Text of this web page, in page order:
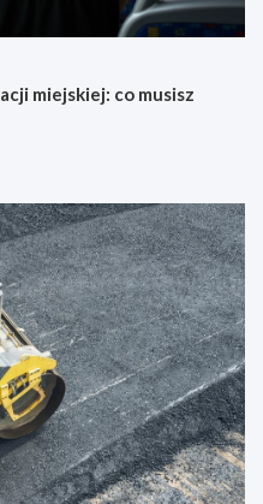
miejskiej: co musisz